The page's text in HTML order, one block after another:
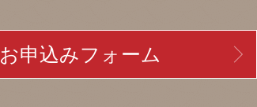
お申込みフォーム